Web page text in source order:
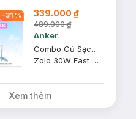
-31% 339.000 ₫
489.000 ₫
Anker
Combo Củ Sạc Nhanh Anker 1C Zolo A2698 30W Màu Trắng + Cáp Sạc Nhanh Baseus C To C Dynamic 4 Series 100W 1m Màu Xanh
Zolo 30W Fast Charger + Dynamic 4 Fast Charging Data Cable USB-C To USB-C 100W 1m Galaxy Blue
Xem thêm